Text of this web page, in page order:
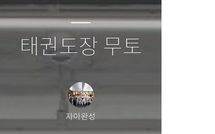
태권도장 무토
자아완성